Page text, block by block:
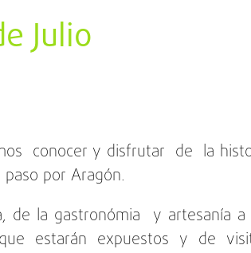
Julio
conocer y disfrutar de la
por Aragón.
de la gastronómia y artesanía
estarán expuestos y de